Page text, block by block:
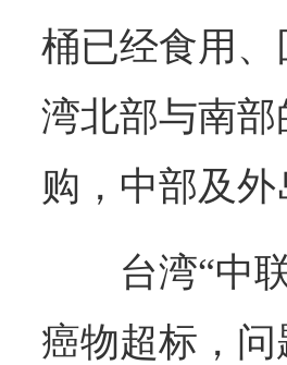
桶已经食用
湾北部与南
购，中部及
台湾“中
癌物超标，